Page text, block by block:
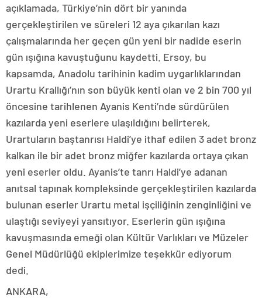
açıklamada, Türkiye’nin dört bir yanında
gerçekleştirilen ve süreleri 12 aya çıkarılan kazı
çalışmalarında her geçen gün yeni bir nadide eserin
gün ışığına kavuştuğunu kaydetti. Ersoy, bu
kapsamda, Anadolu tarihinin kadim uygarlıklarından
Urartu Krallığı’nın son büyük kenti olan ve 2 bin 700 yıl
öncesine tarihlenen Ayanis Kenti’nde sürdürülen
kazılarda yeni eserlere ulaşıldığını belirterek,
Urartuların baştanrısı Haldi’ye ithaf edilen 3 adet bronz
kalkan ile bir adet bronz miğfer kazılarda ortaya çıkan
yeni eserler oldu. Ayanis’te tanrı Haldi’ye adanan
anıtsal tapınak kompleksinde gerçekleştirilen kazılarda
bulunan eserler Urartu metal işçiliğinin zenginliğini ve
ulaştığı seviyeyi yansıtıyor. Eserlerin gün ışığına
kavuşmasında emeği olan Kültür Varlıkları ve Müzeler
Genel Müdürlüğü ekiplerimize teşekkür ediyorum
dedi.
ANKARA,